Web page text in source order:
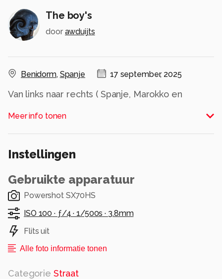
The boy's
door awduijts
Benidorm, Spanje 17 september, 2025
Van links naar rechts ( Spanje, Marokko en
op mijn foto's.
Alle rechten voorbehouden
Meer info tonen
Instellingen
Gebruikte apparatuur
Powershot SX70HS
ISO 100 · ƒ/4 ·1/500s · 3.8mm
Flits uit
Alle foto informatie tonen
Categorie Straat